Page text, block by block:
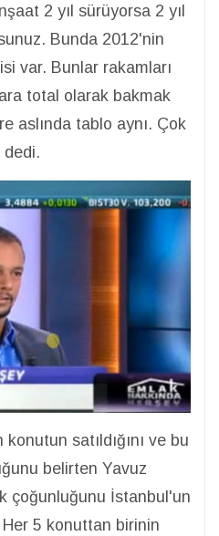
2 yıl sürüyorsa 2 yıl
Bunda 2012'nin
var. Bunlar rakamları
total olarak bakmak
aslında tablo aynı. Çok
dedi.
satıldığını ve bu
belirten Yavuz
çoğunluğunu İstanbul'un
5 konuttan birinin